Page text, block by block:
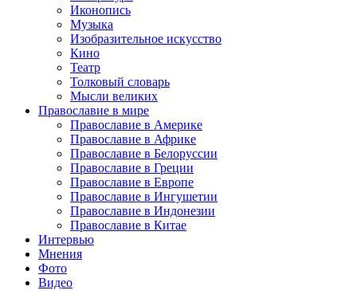
Иконопись
Музыка
Изобразительное искусство
Кино
Театр
Толковый словарь
Мысли великих
Православие в мире
Православие в Америке
Православие в Африке
Православие в Белоруссии
Православие в Греции
Православие в Европе
Православие в Ингушетии
Православие в Индонезии
Православие в Китае
Интервью
Мнения
Фото
Видео